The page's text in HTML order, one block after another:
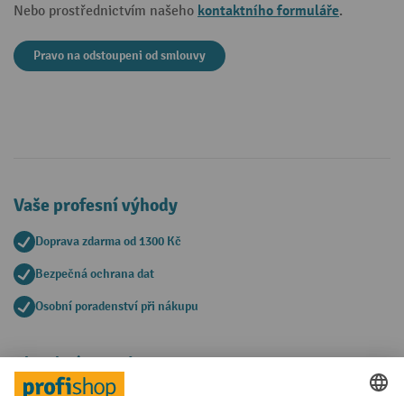
Nebo prostřednictvím našeho kontaktního formuláře.
Pravo na odstoupeni od smlouvy
Vaše profesní výhody
Doprava zdarma od 1300 Kč
Bezpečná ochrana dat
Osobní poradenství při nákupu
Platební metody